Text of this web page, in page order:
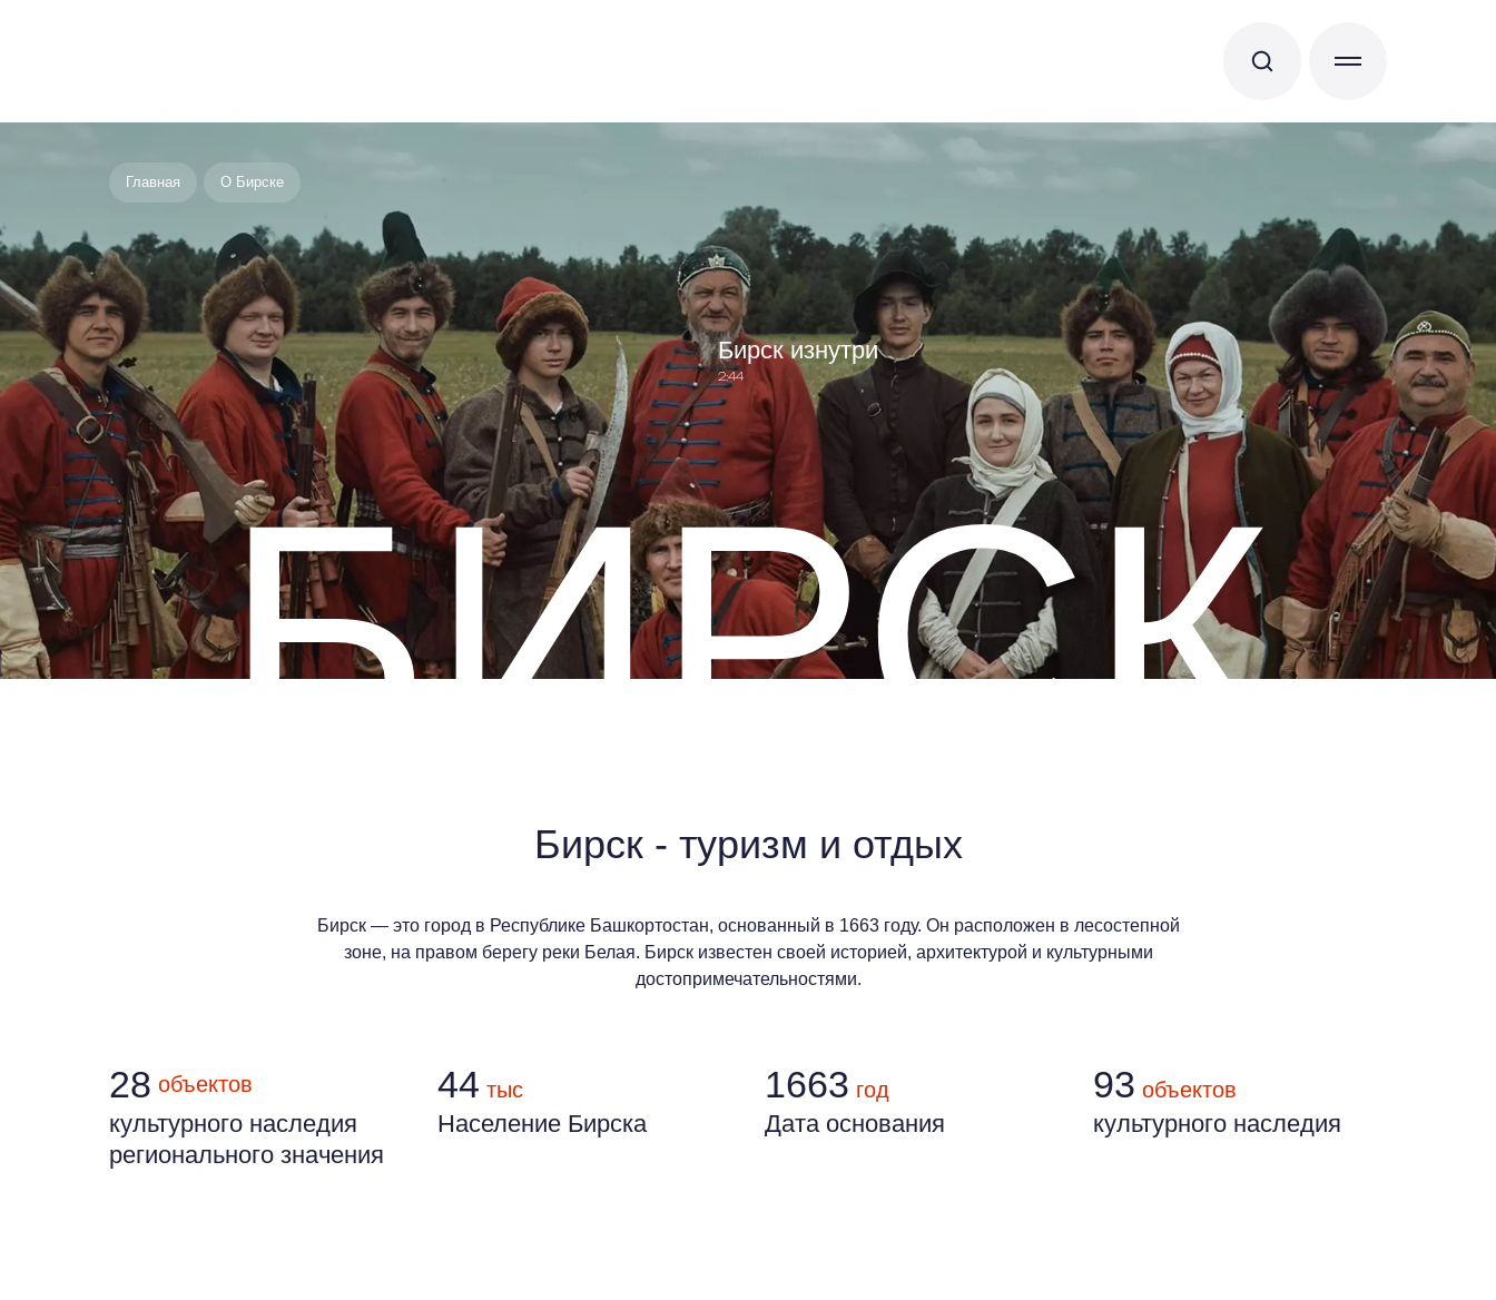
Главная О Бирске
Бирск изнутри
2:44
БИРСК
Бирск - туризм и отдых
Бирск — это город в Республике Башкортостан, основанный в 1663 году. Он расположен в лесостепной
зоне, на правом берегу реки Белая. Бирск известен своей историей, архитектурой и культурными
достопримечательностями.
28 объектов
культурного наследия
регионального значения
44 тыс
Население Бирска
1663 год
Дата основания
93 объектов
культурного наследия